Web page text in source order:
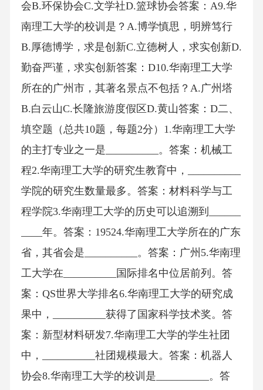
会B.环保协会C.文学社D.篮球协会答案：A9.华
南理工大学的校训是？A.博学慎思，明辨笃行
B.厚德博学，求是创新C.立德树人，求实创新D.
勤奋严谨，求实创新答案：D10.华南理工大学
所在的广州市，其著名景点不包括？A.广州塔
B.白云山C.长隆旅游度假区D.黄山答案：D二、
填空题（总共10题，每题2分）1.华南理工大学
的主打专业之一是__________。答案：机械工
程2.华南理工大学的研究生教育中，__________
学院的研究生数量最多。答案：材料科学与工
程学院3.华南理工大学的历史可以追溯到______
____年。答案：19524.华南理工大学所在的广东
省，其省会是__________。答案：广州5.华南理
工大学在__________国际排名中位居前列。答
案：QS世界大学排名6.华南理工大学的研究成
果中，__________获得了国家科学技术奖。答
案：新型材料研发7.华南理工大学的学生社团
中，__________社团规模最大。答案：机器人
协会8.华南理工大学的校训是__________。答